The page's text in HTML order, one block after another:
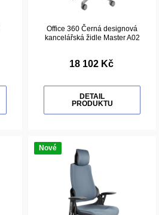
Office 360 Černá designová
kancelářská židle Master A02
18 102 Kč
DETAIL
PRODUKTU
Nové